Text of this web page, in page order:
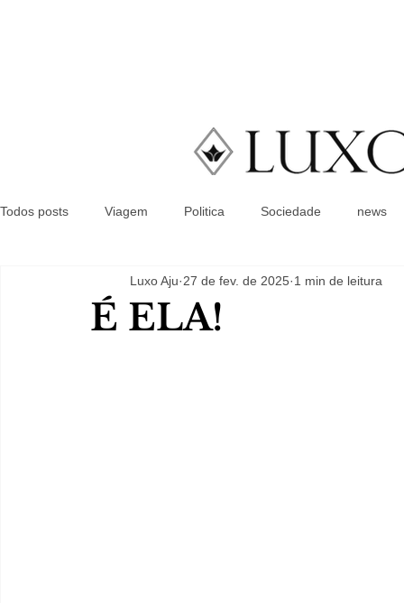
Todos posts Viagem Politica Sociedade news
É ELA!
Luxo Aju 27 de fev. de 2025 1 min de leitura